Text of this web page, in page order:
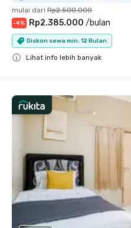
mulai dari Rp2.500.000
-4% Rp2.385.000 /bulan
Diskon sewa min. 12 Bulan
Lihat info lebih banyak